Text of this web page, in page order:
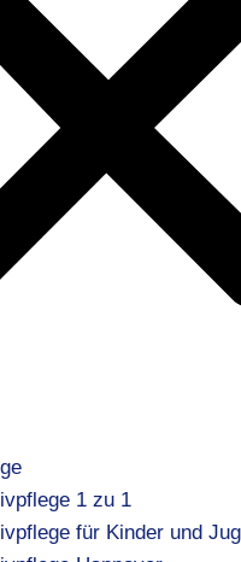
1 zu 1
für Kinder und